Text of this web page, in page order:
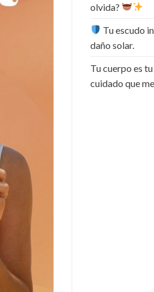
olvida?
Tu escudo
daño solar.
Tu cuerpo es
cuidado que